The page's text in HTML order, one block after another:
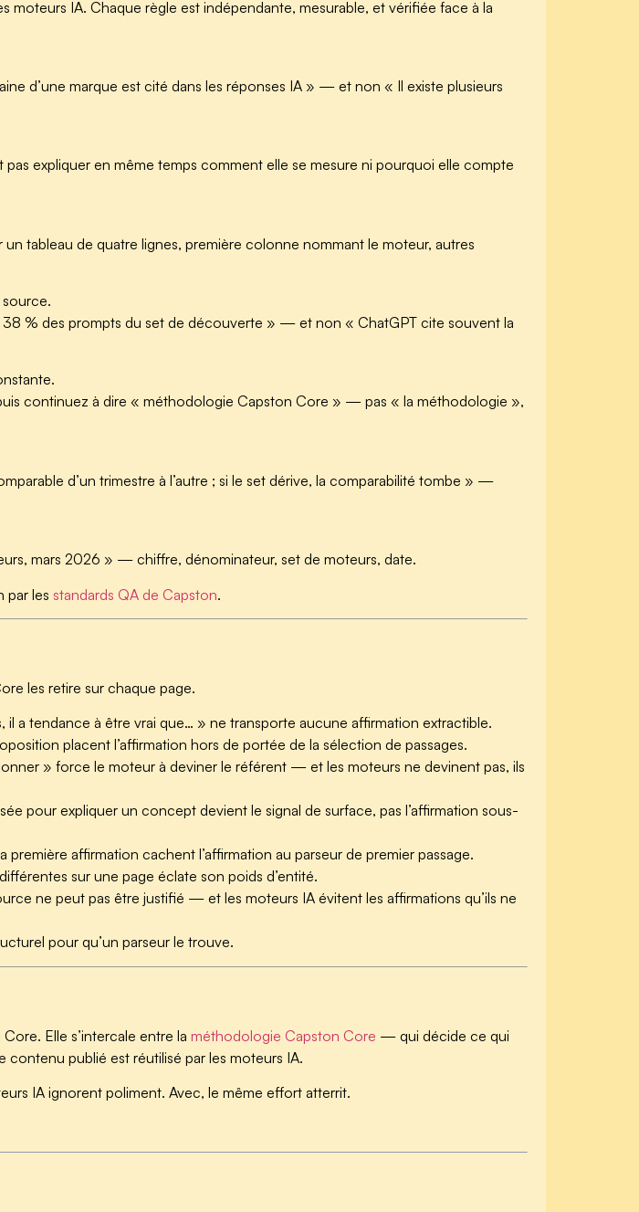
IA. Chaque règle est indépendante, mesurable, et vérifiée face à la
d’une marque est cité dans les réponses IA » — et non « Il existe plusieurs
expliquer en même temps comment elle se mesure ni pourquoi elle compte
tableau de quatre lignes, première colonne nommant le moteur, autres
38 % des prompts du set de découverte » — et non « ChatGPT cite souvent la
continuez à dire « méthodologie Capston Core » — pas « la méthodologie »,
d’un trimestre à l’autre ; si le set dérive, la comparabilité tombe » —
mars 2026 » — chiffre, dénominateur, set de moteurs, date.
par les standards QA de Capston.
les retire sur chaque page.
il a tendance à être vrai que… » ne transporte aucune affirmation extractible.
placent l’affirmation hors de portée de la sélection de passages.
» force le moteur à deviner le référent — et les moteurs ne devinent pas, ils
pour expliquer un concept devient le signal de surface, pas l’affirmation sous-
première affirmation cachent l’affirmation au parseur de premier passage.
sur une page éclate son poids d’entité.
ne peut pas être justifié — et les moteurs IA évitent les affirmations qu’ils ne
pour qu’un parseur le trouve.
Elle s’intercale entre la méthodologie Capston Core — qui décide ce qui
publié est réutilisé par les moteurs IA.
IA ignorent poliment. Avec, le même effort atterrit.